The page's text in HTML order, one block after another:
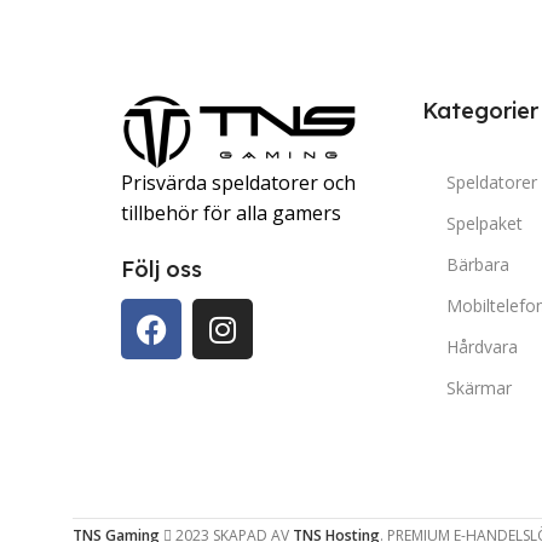
RAM 16 GB
UTRYMME 500 GB NVMe SSD
OPERATIVSYSTEM
Windows 11 Pro
PSU 600w
RAM
PSU
Prisvärda speldatorer och
tillbehör för alla gamers
Följ oss
Kategorier
Speldatorer
Spelpaket
Bärbara
Hårdvara
Skärmar
TNS Gaming 2023 SKAPAD AV TNS Hosting. PREMIUM E-